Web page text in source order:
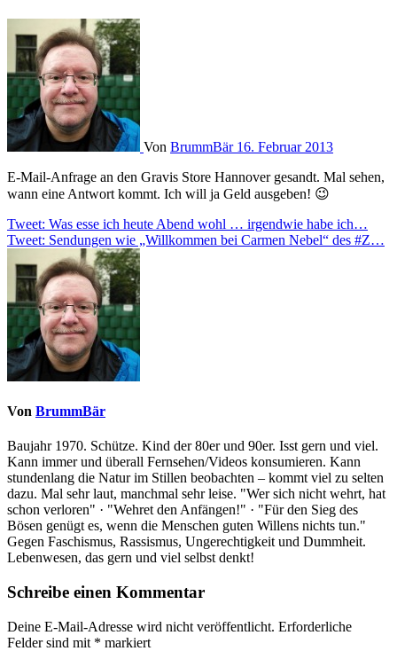
Von BrummBär 16. Februar 2013
E-Mail-Anfrage an den Gravis Store Hannover gesandt. Mal sehen,
wann eine Antwort kommt. Ich will ja Geld ausgeben! 😉
Beitragsnavigation
Tweet: Was esse ich heute Abend wohl … irgendwie habe ich…
Tweet: Sendungen wie „Willkommen bei Carmen Nebel“ des #Z…
Von BrummBär
Baujahr 1970. Schütze. Kind der 80er und 90er. Isst gern und viel.
Kann immer und überall Fernsehen/Videos konsumieren. Kann
stundenlang die Natur im Stillen beobachten – kommt viel zu selten
dazu. Mal sehr laut, manchmal sehr leise. "Wer sich nicht wehrt, hat
schon verloren" · "Wehret den Anfängen!" · "Für den Sieg des
Bösen genügt es, wenn die Menschen guten Willens nichts tun."
Gegen Faschismus, Rassismus, Ungerechtigkeit und Dummheit.
Lebenwesen, das gern und viel selbst denkt!
Schreibe einen Kommentar
Deine E-Mail-Adresse wird nicht veröffentlicht. Erforderliche
Felder sind mit * markiert